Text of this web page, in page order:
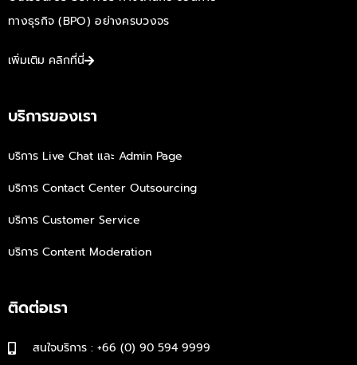
ทางธุรกิจ (BPO) อย่างครบวงจร
เพิ่มเติม คลิกที่นี่
บริการของเรา
บริการ Live Chat และ Admin Page
บริการ Contact Center Outsourcing
บริการ Customer Service
บริการ Content Moderation
ติดต่อเรา
สนใจบริการ : +66 (0) 90 594 9999